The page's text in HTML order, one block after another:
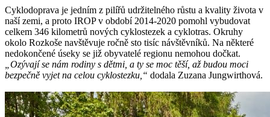
Cyklodoprava je jedním z pilířů udržitelného růstu a kvality života v
naší zemi, a proto IROP v období 2014-2020 pomohl vybudovat
celkem 346 kilometrů nových cyklostezek a cyklotras. Okruhy
okolo Rozkoše navštěvuje ročně sto tisíc návštěvníků. Na některé
nedokončené úseky se již obyvatelé regionu nemohou dočkat.
„Ozývají se nám rodiny s dětmi, a ty se moc těší, až budou moci
bezpečně vyjet na celou cyklostezku,“ dodala Zuzana Jungwirthová.